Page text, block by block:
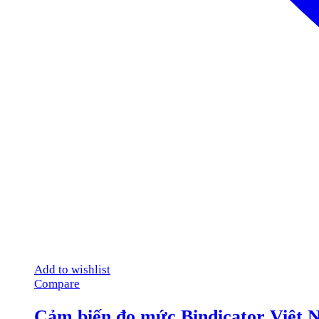
Add to wishlist
Compare